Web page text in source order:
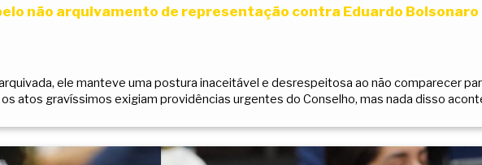
não arquivamento de representação contra Eduardo Bolsonaro
ele manteve uma postura inaceitável e desrespeitosa ao não comparecer
atos gravíssimos exigiam providências urgentes do Conselho, mas nada disso